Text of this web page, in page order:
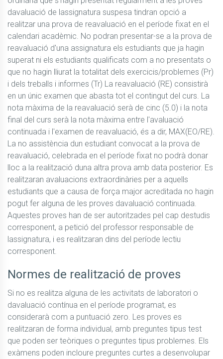
davaluació de lassignatura suspesa tindran opció a
realitzar una prova de reavaluació en el període fixat en el
calendari acadèmic. No podran presentar-se a la prova de
reavaluació d'una assignatura els estudiants que ja hagin
superat ni els estudiants qualificats com a no presentats o
que no hagin lliurat la totalitat dels exercicis/problemes (Pr)
i dels treballs i informes (Tr) La reavaluació (RE) consistirà
en un únic examen que abasta tot el contingut del curs. La
nota màxima de la reavaluació serà de cinc (5.0) i la nota
final del curs serà la nota màxima entre l'avaluació
continuada i l'examen de reavaluació, és a dir, MAX(EO/RE).
La no assistència dun estudiant convocat a la prova de
reavaluació, celebrada en el període fixat no podrà donar
lloc a la realització duna altra prova amb data posterior. Es
realitzaran avaluacions extraordinàries per a aquells
estudiants que a causa de força major acreditada no hagin
pogut fer alguna de les proves davaluació continuada.
Aquestes proves han de ser autoritzades pel cap destudis
corresponent, a petició del professor responsable de
lassignatura, i es realitzaran dins del període lectiu
corresponent.
Normes de realització de proves
Si no es realitza alguna de les activitats de laboratori o
davaluació contínua en el període programat, es
considerarà com a puntuació zero. Les proves es
realitzaran de forma individual, amb preguntes tipus test
que poden ser teòriques o preguntes tipus problemes. Els
exàmens poden incloure preguntes curtes a desenvolupar